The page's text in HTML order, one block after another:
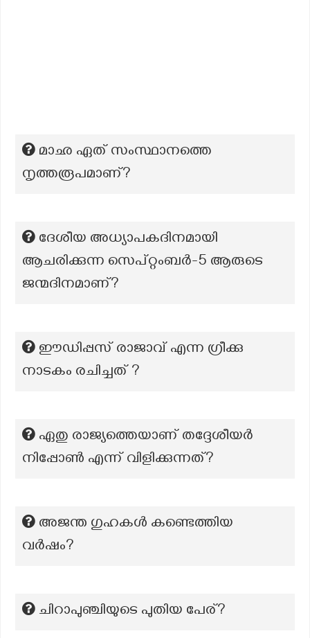
മാഛ ഏത് സംസ്ഥാനത്തെ
നൃത്തരൂപമാണ്?
ദേശീയ അധ്യാപകദിനമായി
ആചരിക്കുന്ന സെപ്റ്റംബർ-5 ആരുടെ
ജന്മദിനമാണ്?
ഈഡിപ്പസ് രാജാവ് എന്ന ഗ്രീക്കു
നാടകം രചിച്ചത് ?
ഏതു രാജ്യത്തെയാണ് തദ്ദേശീയർ
നിപ്പോൺ എന്ന് വിളിക്കുന്നത്?
അജന്ത ഗുഹകൾ കണ്ടെത്തിയ
വർഷം?
ചിറാപുഞ്ചിയുടെ പുതിയ പേര്?